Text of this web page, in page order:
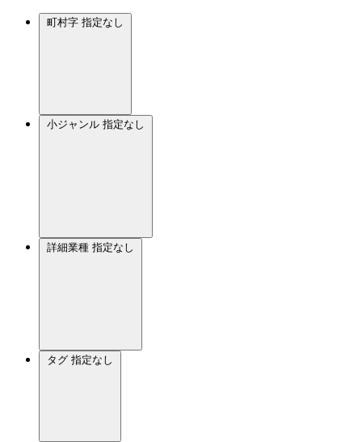
町村字 指定なし
小ジャンル 指定なし
詳細業種 指定なし
タグ 指定なし